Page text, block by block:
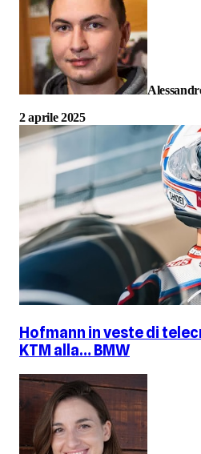
2 aprile 2025
Hofmann in veste di
KTM alla… BMW